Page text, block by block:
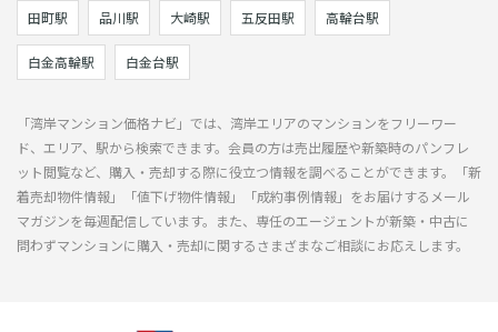
田町駅 品川駅 大崎駅 五反田駅 高輪台駅
白金高輪駅 白金台駅
「湾岸マンション価格ナビ」では、湾岸エリアのマンションをフリーワー
ド、エリア、駅から検索できます。会員の方は売出履歴や新築時のパンフレ
ット閲覧など、購入・売却する際に役立つ情報を調べることができます。「新
着売却物件情報」「値下げ物件情報」「成約事例情報」をお届けするメール
マガジンを毎週配信しています。また、専任のエージェントが新築・中古に
問わずマンションに購入・売却に関するさまざまなご相談にお応えします。